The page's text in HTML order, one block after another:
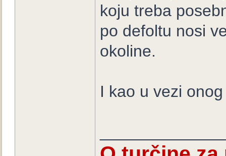
koju treba
po defoltu nosi
okoline.
I kao u vezi